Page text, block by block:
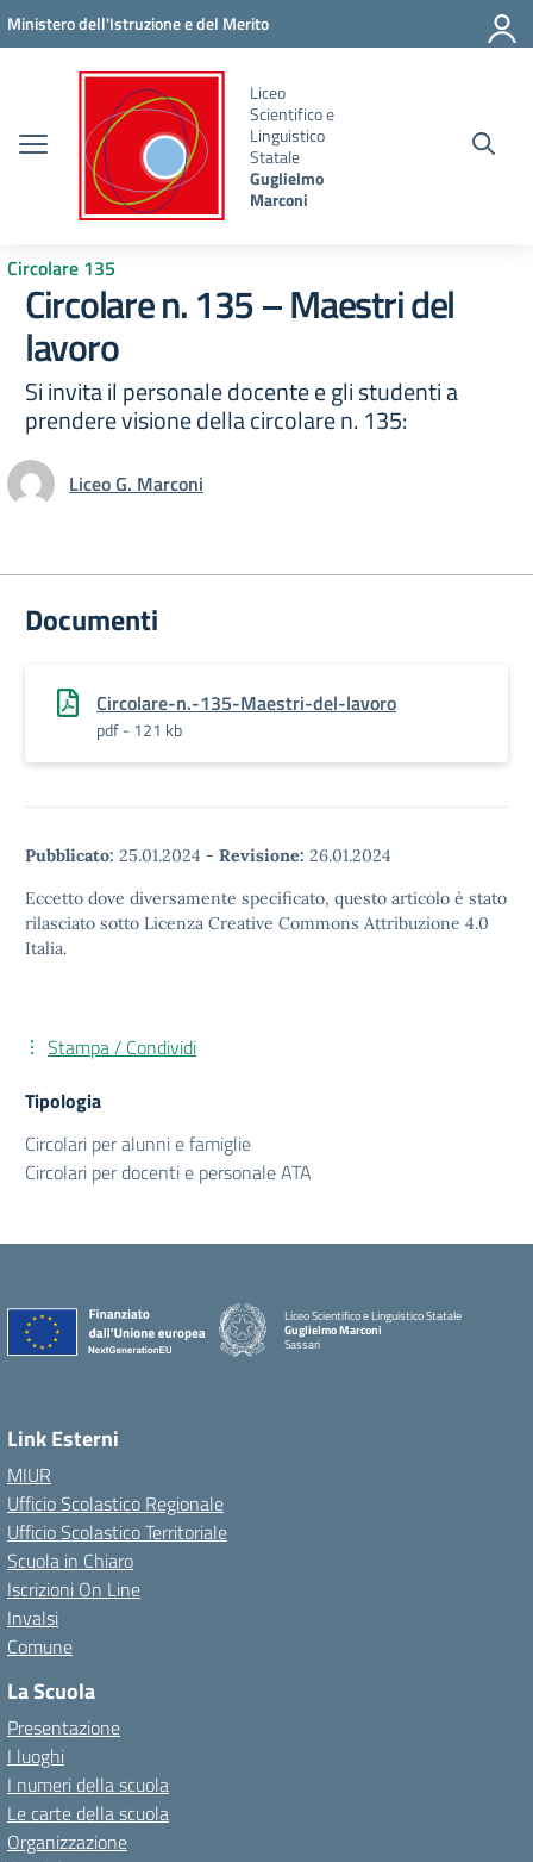
Vai ai contenuti
Vai al menu di navigazione
Vai al footer
Ministero dell'Istruzione e del Merito
Liceo
Scientifico e
Linguistico
Statale
Guglielmo
Marconi
Circolare 135
Circolare n. 135 – Maestri del
lavoro
Si invita il personale docente e gli studenti a
prendere visione della circolare n. 135:
Liceo G. Marconi
Documenti
Circolare-n.-135-Maestri-del-lavoro
pdf - 121 kb
Pubblicato: 25.01.2024 - Revisione: 26.01.2024
Eccetto dove diversamente specificato, questo articolo è stato
rilasciato sotto Licenza Creative Commons Attribuzione 4.0
Italia.
Stampa / Condividi
Tipologia
Circolari per alunni e famiglie
Circolari per docenti e personale ATA
Liceo Scientifico e Linguistico Statale
Guglielmo Marconi
Sassari
Link Esterni
MIUR
Ufficio Scolastico Regionale
Ufficio Scolastico Territoriale
Scuola in Chiaro
Iscrizioni On Line
Invalsi
Comune
La Scuola
Presentazione
I luoghi
I numeri della scuola
Le carte della scuola
Organizzazione